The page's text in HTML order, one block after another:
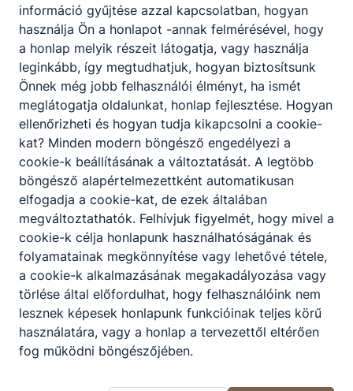
Cukrász, cukrász szaktechnikus
2024. február 4.
Pincér - vendégtéri szakember,
vendégtéri szaktechnikus
2024. február 4.
információ gyűjtése azzal kapcsolatban, hogyan
használja Ön a honlapot -annak felmérésével, hogy
a honlap melyik részeit látogatja, vagy használja
leginkább, így megtudhatjuk, hogyan biztosítsunk
Önnek még jobb felhasználói élményt, ha ismét
meglátogatja oldalunkat, honlap fejlesztése. Hogyan
ellenőrizheti és hogyan tudja kikapcsolni a cookie-
kat? Minden modern böngésző engedélyezi a
cookie-k beállításának a változtatását. A legtöbb
böngésző alapértelmezettként automatikusan
elfogadja a cookie-kat, de ezek általában
megváltoztathatók. Felhívjuk figyelmét, hogy mivel a
cookie-k célja honlapunk használhatóságának és
folyamatainak megkönnyítése vagy lehetővé tétele,
a cookie-k alkalmazásának megakadályozása vagy
törlése által előfordulhat, hogy felhasználóink nem
lesznek képesek honlapunk funkcióinak teljes körű
használatára, vagy a honlap a tervezettől eltérően
fog működni böngészőjében.